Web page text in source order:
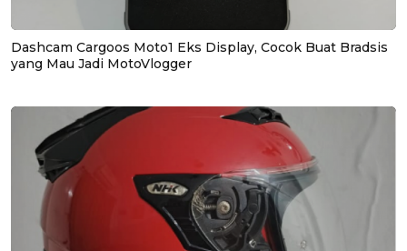
Dashcam Cargoos Moto1 Eks Display, Cocok Buat Bradsis
yang Mau Jadi MotoVlogger